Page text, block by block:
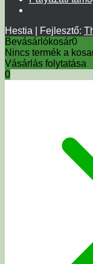
Hestia | Fejlesztő:
Bevásárlókosár0
Nincs termék a
Vásárlás folytatása
0